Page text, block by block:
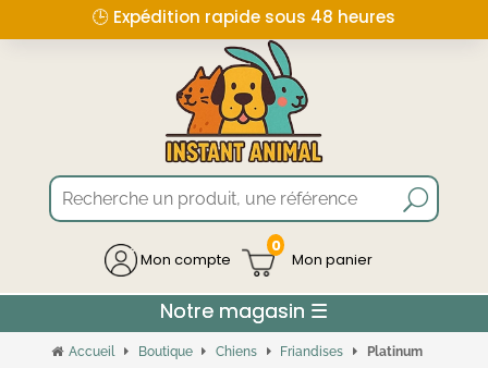
🕒 Expédition rapide sous 48 heures
Mon compte
0
Accueil Boutique Chiens Friandises
Platinum